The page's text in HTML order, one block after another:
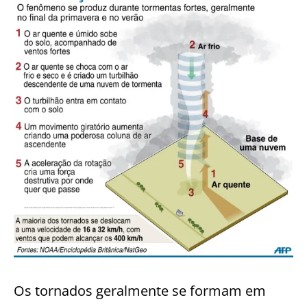
Os tornados geralmente se formam em